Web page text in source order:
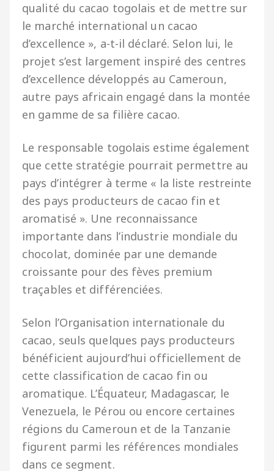
qualité du cacao togolais et de mettre sur
le marché international un cacao
d’excellence », a-t-il déclaré. Selon lui, le
projet s’est largement inspiré des centres
d’excellence développés au Cameroun,
autre pays africain engagé dans la montée
en gamme de sa filière cacao.
Le responsable togolais estime également
que cette stratégie pourrait permettre au
pays d’intégrer à terme « la liste restreinte
des pays producteurs de cacao fin et
aromatisé ». Une reconnaissance
importante dans l’industrie mondiale du
chocolat, dominée par une demande
croissante pour des fèves premium
traçables et différenciées.
Selon l’Organisation internationale du
cacao, seuls quelques pays producteurs
bénéficient aujourd’hui officiellement de
cette classification de cacao fin ou
aromatique. L’Équateur, Madagascar, le
Venezuela, le Pérou ou encore certaines
régions du Cameroun et de la Tanzanie
figurent parmi les références mondiales
dans ce segment.